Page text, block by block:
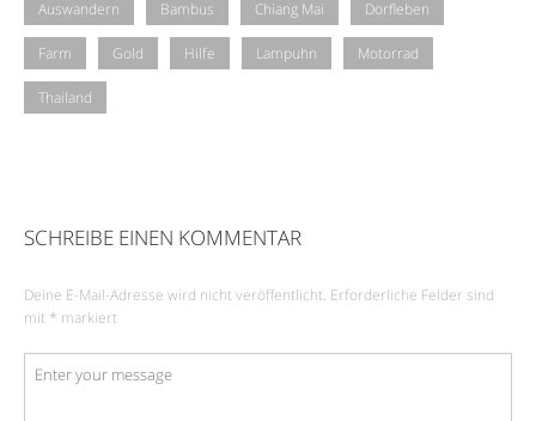
Auswandern Bambus Chiang Mai Dorfleben
Farm Gold Hilfe Lampuhn Motorrad
Thailand
SCHREIBE EINEN KOMMENTAR
Deine E-Mail-Adresse wird nicht veröffentlicht. Erforderliche Felder sind
mit * markiert
Kommentar